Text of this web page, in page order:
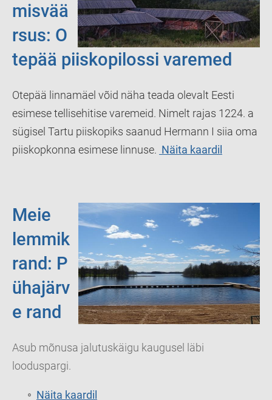
misvää
rsus: O
tepää piiskopilossi varemed
Otepää linnamäel võid näha teada olevalt Eesti
esimese tellisehitise varemeid. Nimelt rajas 1224. a
sügisel Tartu piiskopiks saanud Hermann I siia oma
piiskopkonna esimese linnuse. Näita kaardil
Meie
lemmik
rand: P
ühajärv
e rand
Asub mõnusa jalutuskäigu kaugusel läbi
looduspargi.
Näita kaardil